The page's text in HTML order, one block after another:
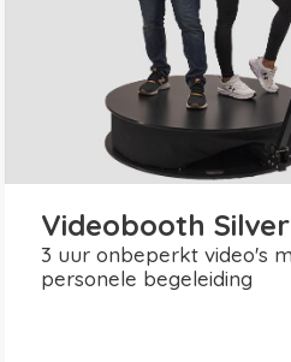
Videobooth Silver
3 uur onbeperkt video's maken +
personele begeleiding